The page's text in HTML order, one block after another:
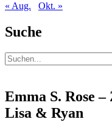
« Aug.
Okt. »
Suche
Emma S. Rose
Lisa & Ryan